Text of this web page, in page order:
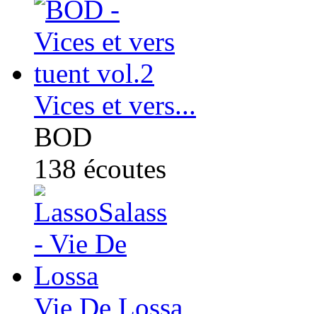
Vices et vers...
BOD
138 écoutes
Vie De Lossa